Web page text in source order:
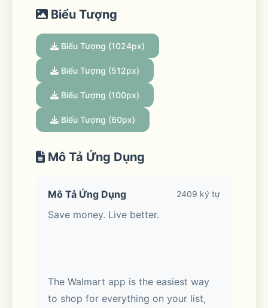
Biểu Tượng
Biểu Tượng (1024px)
Biểu Tượng (512px)
Biểu Tượng (100px)
Biểu Tượng (60px)
Mô Tả Ứng Dụng
Mô Tả Ứng Dụng 2409 ký tự
Save money. Live better.
The Walmart app is the easiest way
to shop for everything on your list,